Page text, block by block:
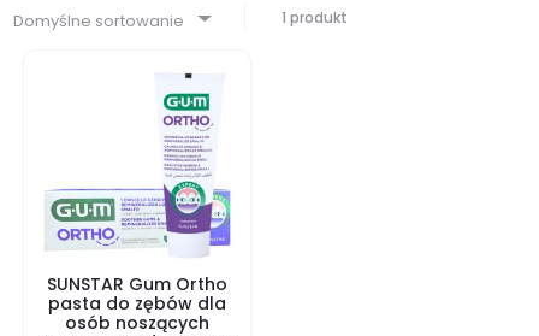
Domyślne sortowanie 1 produkt
SUNSTAR Gum Ortho
pasta do zębów dla
osób noszących